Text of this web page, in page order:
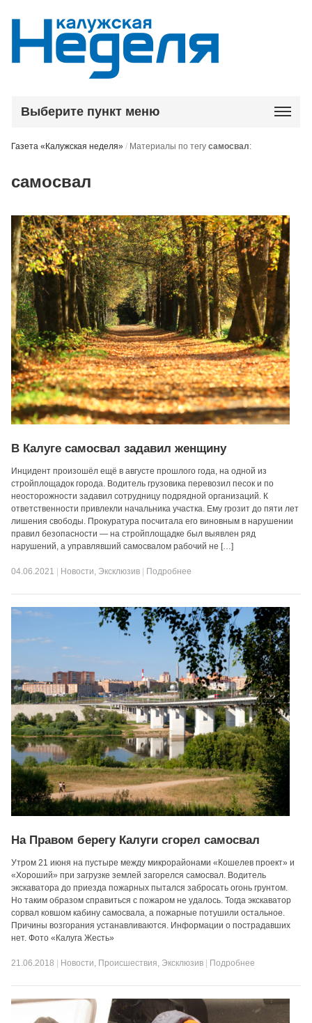
Выберите пункт меню
Газета «Калужская неделя» / Материалы по тегусамосвал:
самосвал
В Калуге самосвал задавил женщину
Инцидент произошёл ещё в августе прошлого года, на одной из
стройплощадок города. Водитель грузовика перевозил песок и по
неосторожности задавил сотрудницу подрядной организаций. К
ответственности привлекли начальника участка. Ему грозит до пяти лет
лишения свободы. Прокуратура посчитала его виновным в нарушении
правил безопасности — на стройплощадке был выявлен ряд
нарушений, а управлявший самосвалом рабочий не […]
04.06.2021 Новости, Эксклюзив Подробнее
На Правом берегу Калуги сгорел самосвал
Утром 21 июня на пустыре между микрорайонами «Кошелев проект» и
«Хороший» при загрузке землей загорелся самосвал. Водитель
экскаватора до приезда пожарных пытался забросать огонь грунтом.
Но таким образом справиться с пожаром не удалось. Тогда экскаватор
сорвал ковшом кабину самосвала, а пожарные потушили остальное.
Причины возгорания устанавливаются. Информации о пострадавших
нет. Фото «Калуга Жесть»
21.06.2018 Новости, Происшествия, Эксклюзив Подробнее